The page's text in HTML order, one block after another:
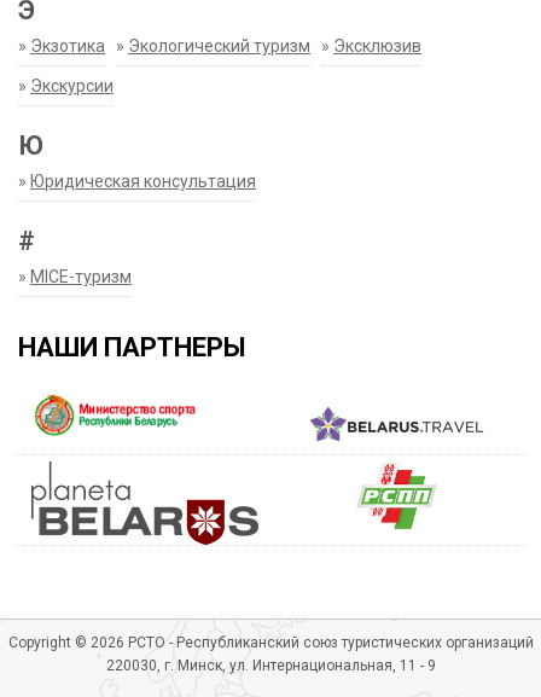
Э
» Экзотика » Экологический туризм » Эксклюзив
» Экскурсии
Ю
» Юридическая консультация
#
» MICE-туризм
НАШИ ПАРТНЕРЫ
Copyright © 2026 РСТО - Республиканский союз туристических организаций
220030, г. Минск, ул. Интернациональная, 11 - 9